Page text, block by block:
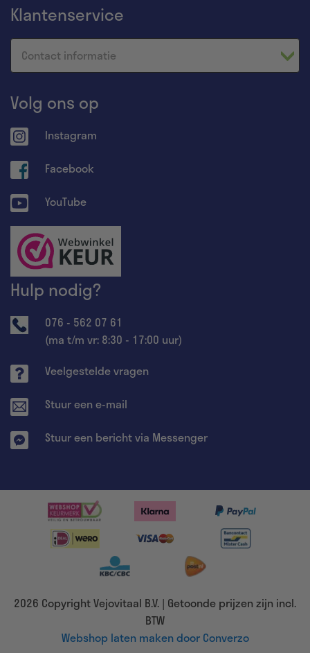
Klantenservice
Contact informatie
Volg ons op
Instagram
Facebook
YouTube
Hulp nodig?
076 - 562 07 61
(ma t/m vr: 8:30 - 17:00 uur)
Veelgestelde vragen
Stuur een e-mail
Stuur een bericht via Messenger
2026 Copyright Vejovitaal B.V. | Getoonde prijzen zijn incl.
BTW
Webshop laten maken door Converzo